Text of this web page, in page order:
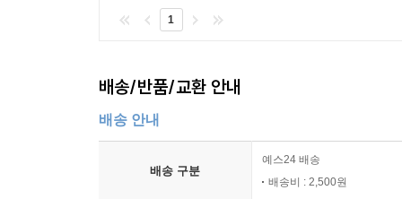
1
배송/반품/교환 안내
배송 안내
배송 구분
예스24 배송
배송비 : 2,500원